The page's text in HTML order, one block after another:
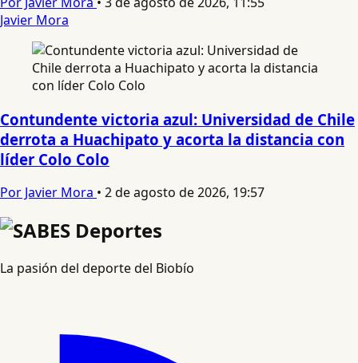
Javier Mora
Contundente victoria azul: Universidad de Chile
derrota a Huachipato y acorta la distancia con
líder Colo Colo
Por Javier Mora • 2 de agosto de 2026, 19:57
La pasión del deporte del Biobío